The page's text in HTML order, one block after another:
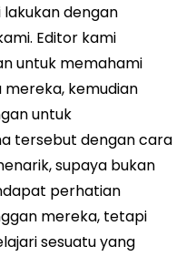
dengan
Editor kami
untuk memahami
kemudian
untuk
tersebut dengan cara
supaya bukan
perhatian
mereka, tetapi
sesuatu yang